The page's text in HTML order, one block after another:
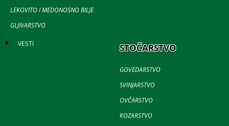
LEKOVITO I MEDONOSNO BILJE
GLJIVARSTVO
VESTI STOČARSTVO
GOVEDARSTVO
SVINJARSTVO
OVČARSTVO
KOZARSTVO